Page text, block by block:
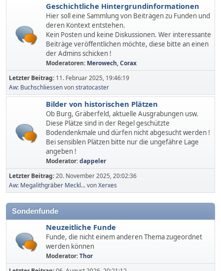
Geschichtliche Hintergrundinformationen
Hier soll eine Sammlung von Beiträgen zu Funden und
deren Kontext entstehen.
Kein Posten und keine Diskussionen. Wer interessante
Beiträge veröffentlichen möchte, diese bitte an einen
der Admins schicken !
Moderatoren: Merowech,Corax
Letzter Beitrag: 11. Februar 2025, 19:46:19
Aw: Buchschliessenvonstratocaster
Bilder von historischen Plätzen
Ob Burg, Gräberfeld, aktuelle Ausgrabungen usw.
Diese Plätze sind in der Regel geschützte
Bodendenkmale und dürfen nicht abgesucht werden !
Bei sensiblen Plätzen bitte nur die ungefähre Lage
angeben !
Moderator:dappeler
Letzter Beitrag:20. November 2025, 20:02:36
Aw: Megalithgräber Meckl...vonXerxes
Sondenfunde
Neuzeitliche Funde
Funde, die nicht einem anderen Thema zugeordnet
werden können
Moderator:Thor